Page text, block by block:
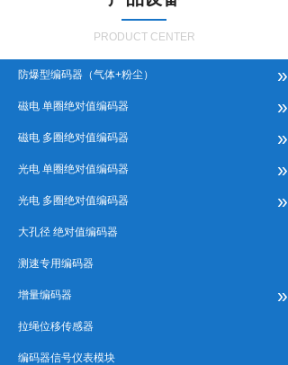
PRODUCT CENTER
防爆型编码器（气体+粉尘） »
磁电 单圈绝对值编码器 »
磁电 多圈绝对值编码器 »
光电 单圈绝对值编码器 »
光电 多圈绝对值编码器 »
大孔径 绝对值编码器
测速专用编码器
增量编码器 »
拉绳位移传感器
编码器信号仪表模块